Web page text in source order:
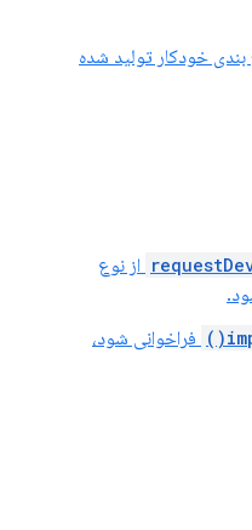
خودکار تولید شده
‎ از نوع
فراخوانی شود،